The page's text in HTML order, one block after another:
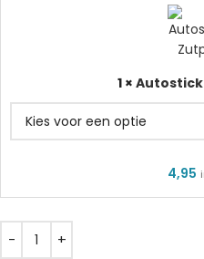
1×
4,95